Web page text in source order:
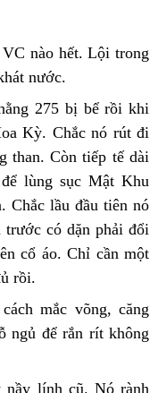
nào hết. Lội trong
nước.
275 bị bể rồi khi
Kỳ. Chắc nó rút đi
than. Còn tiếp tế dài
lùng sục Mật Khu
Chắc lầu đầu tiên nó
có dặn phải đổi
cổ áo. Chỉ cần một
rồi.
mắc võng, căng
ngủ để rắn rít không
nầy lính cũ. Nó rành